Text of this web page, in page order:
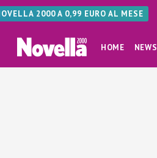
2000 A 0,99 EURO AL MESE
HOME NEWS